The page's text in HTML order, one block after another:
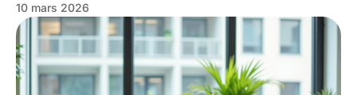
10 mars 2026